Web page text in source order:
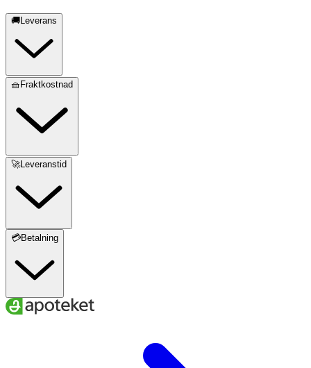
🚚Leverans
🧺Fraktkostnad
🚀Leveranstid
💳Betalning